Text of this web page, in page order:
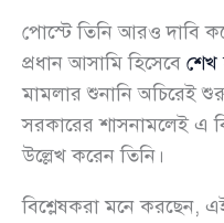
পোস্টে তিনি আরও দাবি
প্রধান আসামি হিসেবে শেখ
মামলার শুনানি অচিরেই শুরু
সরকারের শাসনামলেই এ
উল্লেখ করেন তিনি।
বিশ্লেষকরা মনে করছেন,